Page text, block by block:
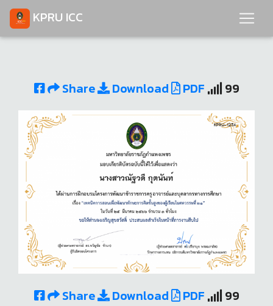
KPRU ICC
Share Download PDF 99
Share Download PDF 99